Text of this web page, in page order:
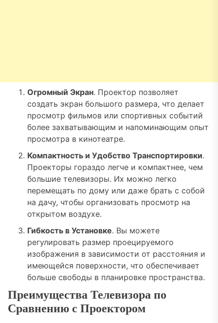
Огромный Экран. Проектор позволяет
создать экран большого размера, что делает
просмотр фильмов или спортивных событий
более захватывающим и напоминающим опыт
просмотра в кинотеатре.
Компактность и Удобство Транспортировки.
Проекторы гораздо легче и компактнее, чем
большие телевизоры. Их можно легко
перемещать по дому или даже брать с собой
на дачу, чтобы организовать просмотр на
открытом воздухе.
Гибкость в Установке. Вы можете
регулировать размер проецируемого
изображения в зависимости от расстояния и
имеющейся поверхности, что обеспечивает
больше свободы в планировке пространства.
Преимущества Телевизора по
Сравнению с Проектором